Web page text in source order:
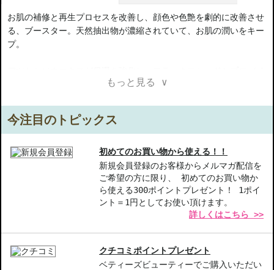
お肌の補修と再生プロセスを改善し、顔色や色艶を劇的に改善させ
る、ブースター。天然抽出物が濃縮されていて、お肌の潤いをキー
プ。
オテクスが表皮を強化します。
【商品の特徴】
ら肌を守ります。
角質層への浸透-表皮を強化するフラックスシードとプロバイオテ
クスが配合され、しっかりと浸透します。
使いやすいテクスチャー-少量で広がるので、コストパフォーマン
【こんな方へおすすめ】
お肌の乾燥や艶の無さが気になる方
導入液を取り入れたいと思っているスキンケア愛好者
もっと見る ∨
今注目のトピックス
初めてのお買い物から使える！！
新規会員登録のお客様からメルマガ配信を
ご希望の方に限り、 初めてのお買い物か
ら使える300ポイントプレゼント！ 1ポイ
ント＝1円としてお使い頂けます。
詳しくはこちら >>
クチコミポイントプレゼント
ベティーズビューティーでご購入いただい